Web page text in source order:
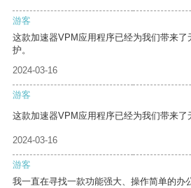
游客
这款加速器VPM应用程序已经为我们带来
护。
2024-03-16
游客
这款加速器VPM应用程序已经为我们带来了
2024-03-16
游客
我一直在寻找一款功能强大、操作简单的办